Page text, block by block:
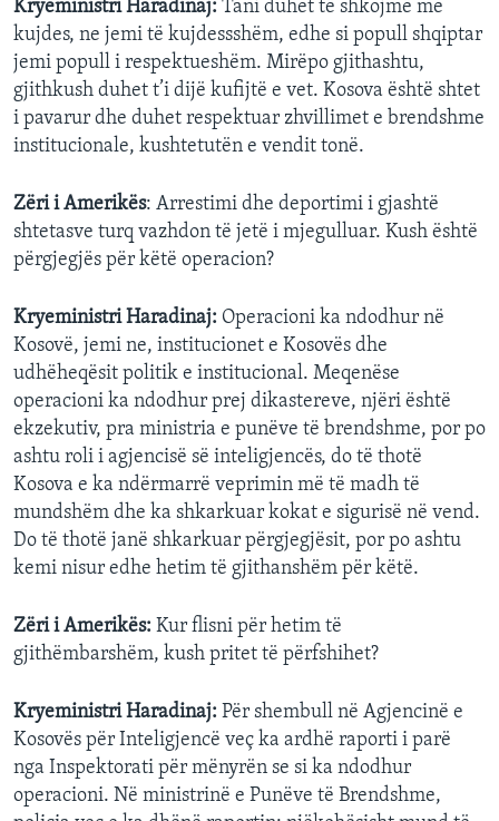
Kryeministri Haradinaj: Tani duhet të shkojmë me
kujdes, ne jemi të kujdessshëm, edhe si popull shqiptar
jemi popull i respektueshëm. Mirëpo gjithashtu,
gjithkush duhet t’i dijë kufijtë e vet. Kosova është shtet
i pavarur dhe duhet respektuar zhvillimet e brendshme
institucionale, kushtetutën e vendit tonë.
Zëri i Amerikës: Arrestimi dhe deportimi i gjashtë
shtetasve turq vazhdon të jetë i mjegulluar. Kush është
përgjegjës për këtë operacion?
Kryeministri Haradinaj: Operacioni ka ndodhur në
Kosovë, jemi ne, institucionet e Kosovës dhe
udhëheqësit politik e institucional. Meqenëse
operacioni ka ndodhur prej dikastereve, njëri është
ekzekutiv, pra ministria e punëve të brendshme, por po
ashtu roli i agjencisë së inteligjencës, do të thotë
Kosova e ka ndërmarrë veprimin më të madh të
mundshëm dhe ka shkarkuar kokat e sigurisë në vend.
Do të thotë janë shkarkuar përgjegjësit, por po ashtu
kemi nisur edhe hetim të gjithanshëm për këtë.
Zëri i Amerikës: Kur flisni për hetim të
gjithëmbarshëm, kush pritet të përfshihet?
Kryeministri Haradinaj: Për shembull në Agjencinë e
Kosovës për Inteligjencë veç ka ardhë raporti i parë
nga Inspektorati për mënyrën se si ka ndodhur
operacioni. Në ministrinë e Punëve të Brendshme,